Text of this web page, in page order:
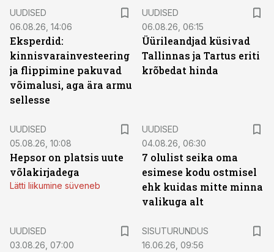
UUDISED
06.08.26, 14:06
Eksperdid:
kinnisvarainvesteering
ja flippimine pakuvad
võimalusi, aga ära armu
sellesse
UUDISED
06.08.26, 06:15
Üürileandjad küsivad
Tallinnas ja Tartus eriti
krõbedat hinda
UUDISED
05.08.26, 10:08
Hepsor on platsis uute
võlakirjadega
Lätti liikumine süveneb
UUDISED
04.08.26, 06:30
7 olulist seika oma
esimese kodu ostmisel
ehk kuidas mitte minna
valikuga alt
UUDISED
03.08.26, 07:00
SISUTURUNDUS
16.06.26, 09:56